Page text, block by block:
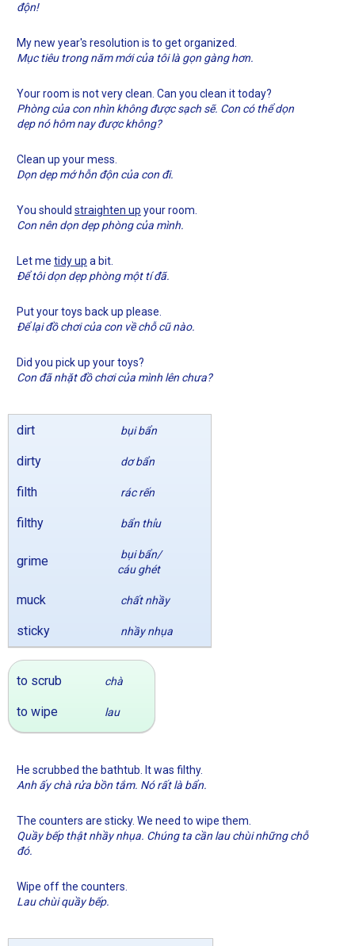
độn!
My new year's resolution is to get organized.
Mục tiêu trong năm mới của tôi là gọn gàng hơn.
Your room is not very clean. Can you clean it today?
Phòng của con nhìn không được sạch sẽ. Con có thể dọn
dẹp nó hôm nay được không?
Clean up your mess.
Dọn dẹp mớ hỗn độn của con đi.
You should straighten up your room.
Con nên dọn dẹp phòng của mình.
Let me tidy up a bit.
Để tôi dọn dẹp phòng một tí đã.
Put your toys back up please.
Để lại đồ chơi của con về chỗ cũ nào.
Did you pick up your toys?
Con đã nhặt đồ chơi của mình lên chưa?
dirt bụi bẩn
dirty dơ bẩn
filth rác rến
filthy bẩn thỉu
grime
bụi bẩn/
cáu ghét
muck chất nhầy
sticky nhầy nhụa
to scrub chà
to wipe lau
He scrubbed the bathtub. It was filthy.
Anh ấy chà rửa bồn tắm. Nó rất là bẩn.
The counters are sticky. We need to wipe them.
Quầy bếp thật nhầy nhụa. Chúng ta cần lau chùi những chỗ
đó.
Wipe off the counters.
Lau chùi quầy bếp.